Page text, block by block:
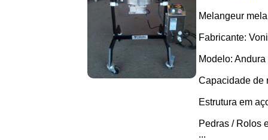
Melangeur
Fabricante:
Modelo: Andura
Capacidade de
Estrutura em
Pedras / Rolos
...